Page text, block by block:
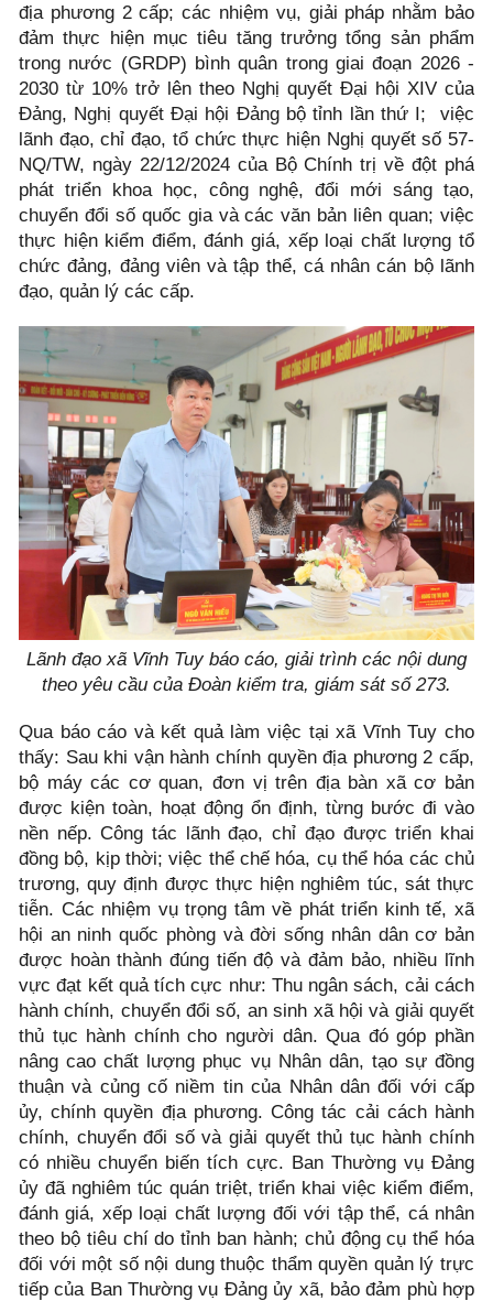
địa phương 2 cấp; các nhiệm vụ, giải pháp nhằm bảo
đảm thực hiện mục tiêu tăng trưởng tổng sản phẩm
trong nước (GRDP) bình quân trong giai đoạn 2026 -
2030 từ 10% trở lên theo Nghị quyết Đại hội XIV của
Đảng, Nghị quyết Đại hội Đảng bộ tỉnh lần thứ I; việc
lãnh đạo, chỉ đạo, tổ chức thực hiện Nghị quyết số 57-
NQ/TW, ngày 22/12/2024 của Bộ Chính trị về đột phá
phát triển khoa học, công nghệ, đổi mới sáng tạo,
chuyển đổi số quốc gia và các văn bản liên quan; việc
thực hiện kiểm điểm, đánh giá, xếp loại chất lượng tổ
chức đảng, đảng viên và tập thể, cá nhân cán bộ lãnh
đạo, quản lý các cấp.
Lãnh đạo xã Vĩnh Tuy báo cáo, giải trình các nội dung
theo yêu cầu của Đoàn kiểm tra, giám sát số 273.
Qua báo cáo và kết quả làm việc tại xã Vĩnh Tuy cho
thấy: Sau khi vận hành chính quyền địa phương 2 cấp,
bộ máy các cơ quan, đơn vị trên địa bàn xã cơ bản
được kiện toàn, hoạt động ổn định, từng bước đi vào
nền nếp. Công tác lãnh đạo, chỉ đạo được triển khai
đồng bộ, kịp thời; việc thể chế hóa, cụ thể hóa các chủ
trương, quy định được thực hiện nghiêm túc, sát thực
tiễn. Các nhiệm vụ trọng tâm về phát triển kinh tế, xã
hội an ninh quốc phòng và đời sống nhân dân cơ bản
được hoàn thành đúng tiến độ và đảm bảo, nhiều lĩnh
vực đạt kết quả tích cực như: Thu ngân sách, cải cách
hành chính, chuyển đổi số, an sinh xã hội và giải quyết
thủ tục hành chính cho người dân. Qua đó góp phần
nâng cao chất lượng phục vụ Nhân dân, tạo sự đồng
thuận và củng cố niềm tin của Nhân dân đối với cấp
ủy, chính quyền địa phương. Công tác cải cách hành
chính, chuyển đổi số và giải quyết thủ tục hành chính
có nhiều chuyển biến tích cực. Ban Thường vụ Đảng
ủy đã nghiêm túc quán triệt, triển khai việc kiểm điểm,
đánh giá, xếp loại chất lượng đối với tập thể, cá nhân
theo bộ tiêu chí do tỉnh ban hành; chủ động cụ thể hóa
đối với một số nội dung thuộc thẩm quyền quản lý trực
tiếp của Ban Thường vụ Đảng ủy xã, bảo đảm phù hợp